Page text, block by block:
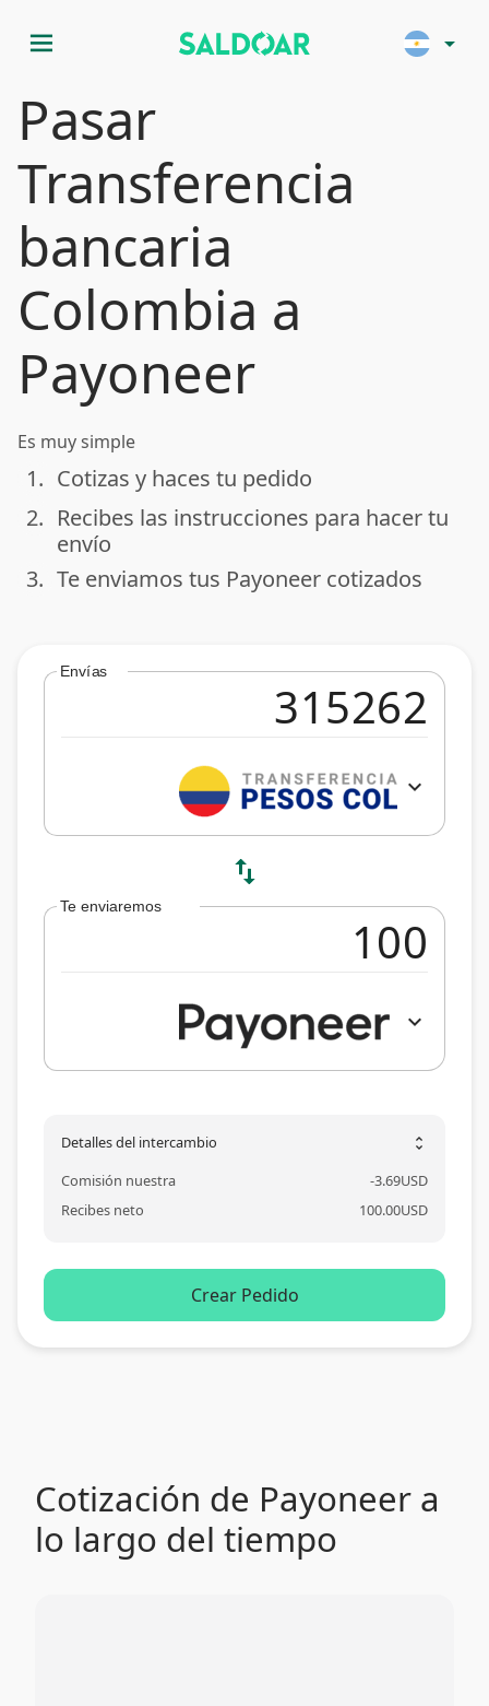
menu arrow_drop_down
Pasar
Transferencia
bancaria
Colombia a
Payoneer
Es muy simple
done
1. Cotizas y haces tu pedido
done
2. Recibes las instrucciones para hacer tu
envío
done
3. Te enviamos tus Payoneer cotizados
Envías
expand_more
swap_vert
Te enviaremos
expand_more
Detalles del intercambio unfold_more
Comisión nuestra -3.69USD
Recibes neto
100.00USD
Crear Pedido
Cotización de Payoneer a
lo largo del tiempo